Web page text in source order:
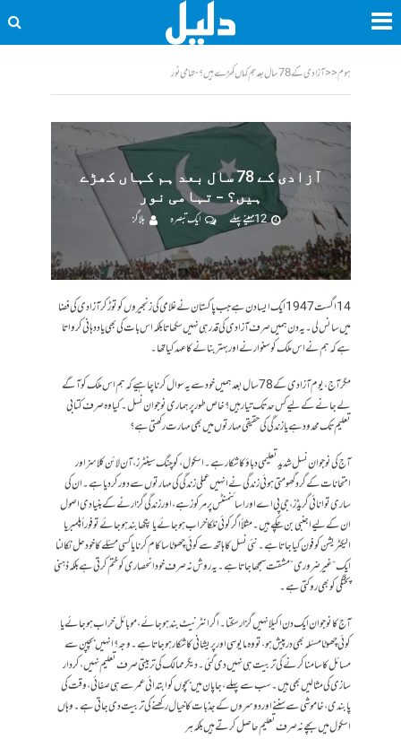
ہوم<<آزادی کے 78 سال بعد ہم کہاں کھڑے ہیں؟ - تہامی نور
آزادی کے 78 سال بعد ہم کہاں کھڑے
ہیں؟ – تہامی نور
12 مہینے پہلے
ایک تبصرہ بلاگز
14 اگست 1947 ایک ایسا دن ہے جب پاکستان نے غلامی کی زنجیروں کو توڑ کر آزادی کی فضا
میں سانس لی۔ یہ دن ہمیں صرف آزادی کی قدر ہی نہیں سکھاتا بلکہ اس بات کی بھی یاد دہانی کرواتا
ہے کہ ہم نے اس ملک کو سنوارنے اور بہتر بنانے کا عہد کیا تھا ۔
مگر آج ، یوم آزادی کے 78 سال بعد ہمیں خود سے یہ سوال کرنا چاہیے کہ ہم اس ملک کو آگے
لے جانے کے لیے کس حد تک تیار ہیں ؟ خاص طور پر ہماری نوجوان نسل ۔ کیا وہ صرف کتابی
تعلیم تک محدود ہے یا زندگی کی حقیقی مہارتوں میں بھی مہارت رکھتی ہے؟
آج کی نوجوان نسل شدید تعلیمی دباؤ کا شکار ہے ۔ اسکول ، کوچنگ سینٹرز ، آن لائن کلاسز اور
امتحانات کے گرد گھومتی ہوئی زندگی نے انہیں عملی زندگی کی مہارتوں سے دور کر دیا ہے ۔ ان کی
ساری توانائی گریڈز ، جی پی اے اور اسائنمنٹس پر مرکوز ہے ، اور زندگی گزارنے کے بنیادی اصول
ان کے لیے اجنبی بن چکے ہیں ۔ مثلاً اگر کوئی نلکا خراب ہو جائے یا پنکھا بند ہو جائے تو فوراً پلمبر یا
الیکٹریشن کو فون کیا جاتا ہے ۔ نئی نسل کا ہاتھ سے کوئی چھوٹا سا کام کرنا یا کسی مسئلے کا خود حل نکالنا
ایک “غیر ضروری” مشقت سمجھا جاتا ہے ۔ یہ روش نہ صرف خود انحصاری کو ختم کرتی ہے بلکہ ذہنی
پختگی کو بھی روکتی ہے ۔
آج کا نوجوان ایک دن اکیلا نہیں گزار سکتا ۔ اگر انٹرنیٹ بند ہو جائے ، موبائل خراب ہو جائے یا
کوئی چھوٹا مسئلہ بھی درپیش ہو ، تو وہ مایوسی اور پریشانی کا شکار ہو جاتا ہے۔ وجہ ؟ انہیں بچپن سے
مسائل کا سامنا کرنے کی تربیت ہی نہیں دی گئی ۔دیگر ممالک کی تربیتی صرف تعلیم نہیں ، کردار
سازی کی مثالیں بھی ہیں۔ سب سے پہلے ، جاپان میں بچوں کو ابتدائی عمر سے ہی صفائی ، وقت کی
پابندی ، خاموشی سے سننے اور دوسروں کے جذبات کا خیال رکھنے کی تربیت دی جاتی ہے۔ وہاں
اسکول میں بچے نہ صرف تعلیم حاصل کرتے ہیں بلکہ ہر